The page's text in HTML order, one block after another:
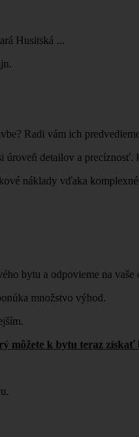
Husitská ...
Radi vám ich
úroveň detailov a
náklady vďaka
bytu a odpovieme na vaše
množstvo výhod.
môžete k bytu teraz získať